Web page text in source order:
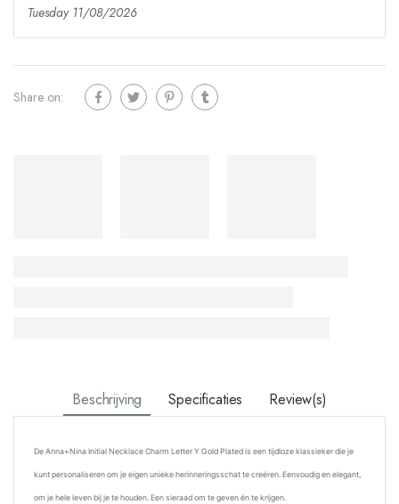
Tuesday 11/08/2026
Share on:
Beschrijving Specificaties Review(s)
De Anna+Nina Initial Necklace Charm Letter Y Gold Plated is een tijdloze klassieker die je
kunt personaliseren om je eigen unieke herinneringsschat te creëren. Eenvoudig en elegant,
om je hele leven bij je te houden. Een sieraad om te geven én te krijgen.